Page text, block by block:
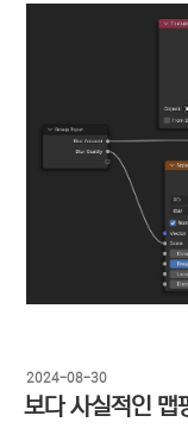
작
성
2024-08-30
보다 사실적인 맵